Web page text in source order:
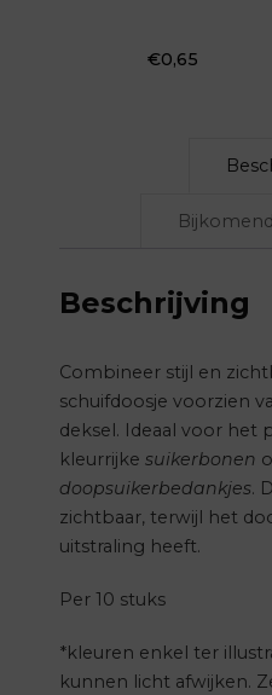
€0,65
Beschrijving
Combineer stijl en
schuifdoosje voorzien
deksel.
Ideaal voor het
kleurrijke suikerbonen
doopsuikerbedankjes.
zichtbaar, terwijl het
uitstraling heeft.
Per 10 stuks
*kleuren enkel ter
kunnen licht afwijken.